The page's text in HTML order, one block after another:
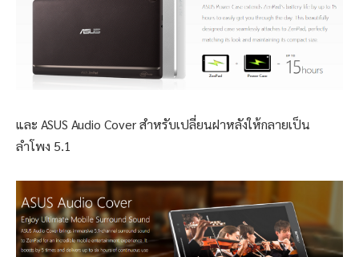
และ ASUS Audio Cover สำหรับเปลี่ยนฝาหลังให้กลายเป็น
ลำโพง 5.1